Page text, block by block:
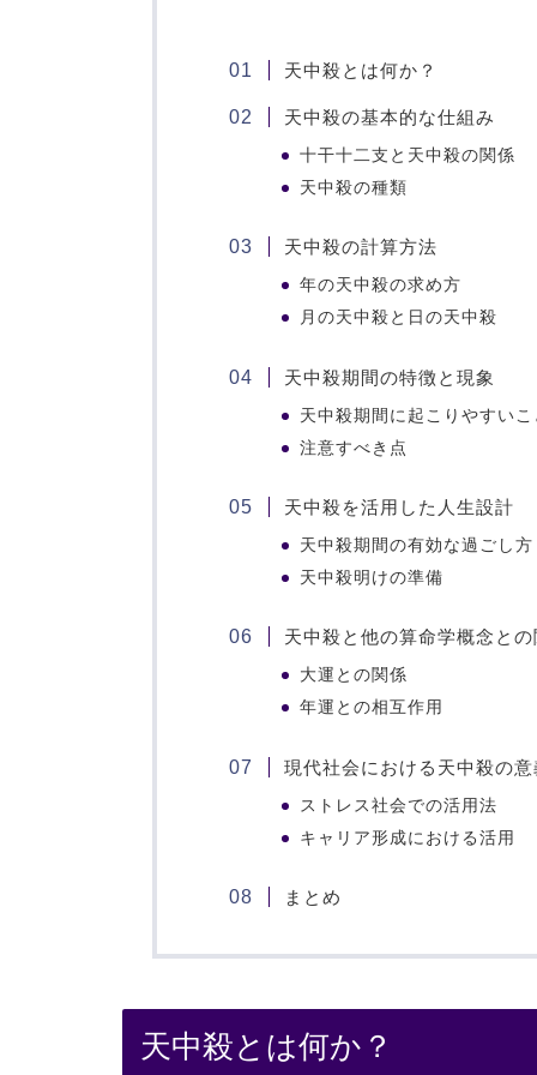
天中殺とは何か？
天中殺の基本的な仕組み
十干十二支と天中殺の関係
天中殺の種類
天中殺の計算方法
年の天中殺の求め方
月の天中殺と日の天中殺
天中殺期間の特徴と現象
天中殺期間に起こりやすいこ
注意すべき点
天中殺を活用した人生設計
天中殺期間の有効な過ごし方
天中殺明けの準備
天中殺と他の算命学概念と
大運との関係
年運との相互作用
現代社会における天中殺の意
ストレス社会での活用法
キャリア形成における活用
まとめ
天中殺とは何か？